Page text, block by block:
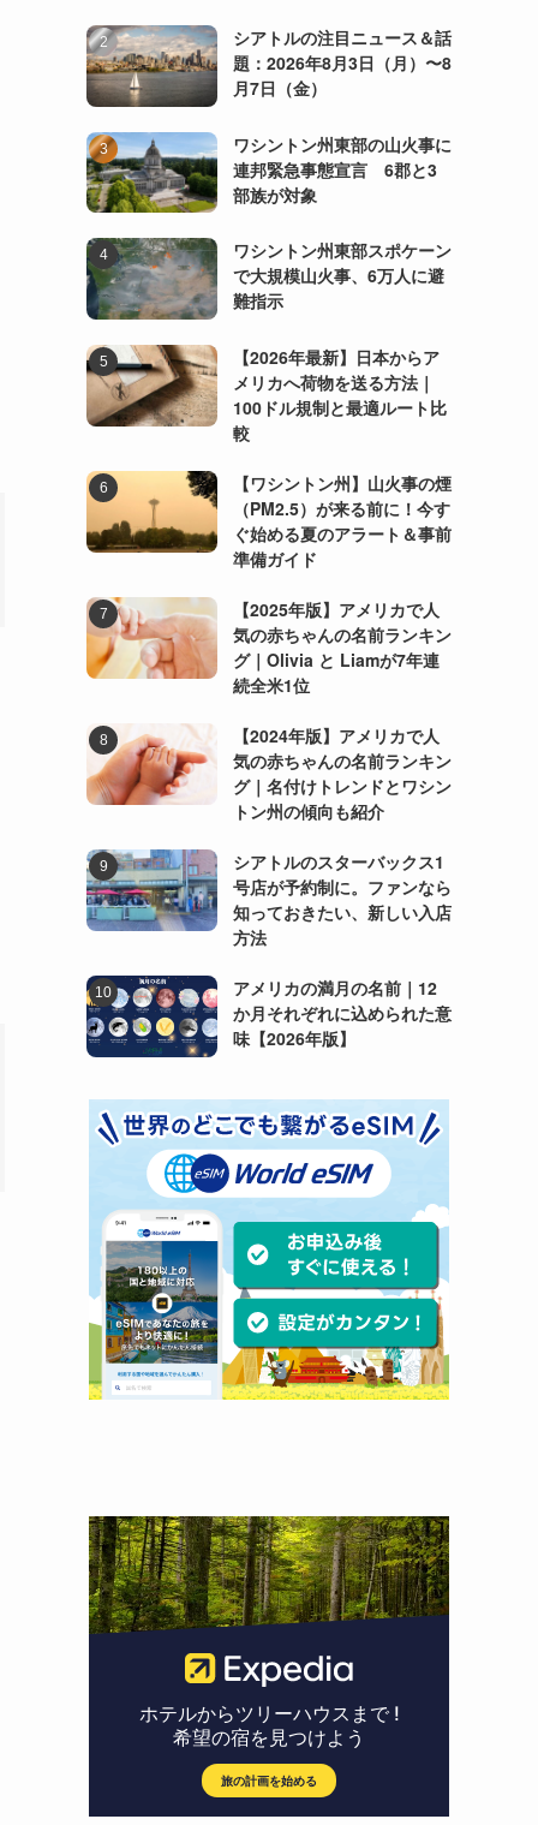
シアトルの注目ニュース＆話
題：2026年8月3日（月）〜8
月7日（金）
ワシントン州東部の山火事に
連邦緊急事態宣言 6郡と3
部族が対象
ワシントン州東部スポケーン
で大規模山火事、6万人に避
難指示
【2026年最新】日本からア
メリカへ荷物を送る方法｜
100ドル規制と最適ルート比
較
【ワシントン州】山火事の煙
（PM2.5）が来る前に！今す
ぐ始める夏のアラート＆事前
準備ガイド
【2025年版】アメリカで人
気の赤ちゃんの名前ランキン
グ｜Olivia と Liamが7年連
続全米1位
【2024年版】アメリカで人
気の赤ちゃんの名前ランキン
グ｜名付けトレンドとワシン
トン州の傾向も紹介
シアトルのスターバックス1
号店が予約制に。ファンなら
知っておきたい、新しい入店
方法
アメリカの満月の名前｜12
か月それぞれに込められた意
味【2026年版】